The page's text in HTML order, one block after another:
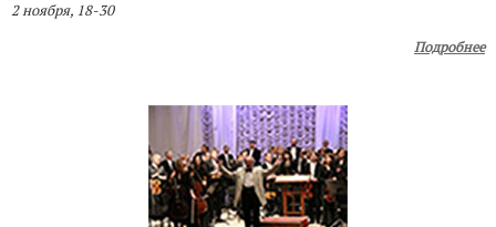
2 ноября, 18-30
Подробнее